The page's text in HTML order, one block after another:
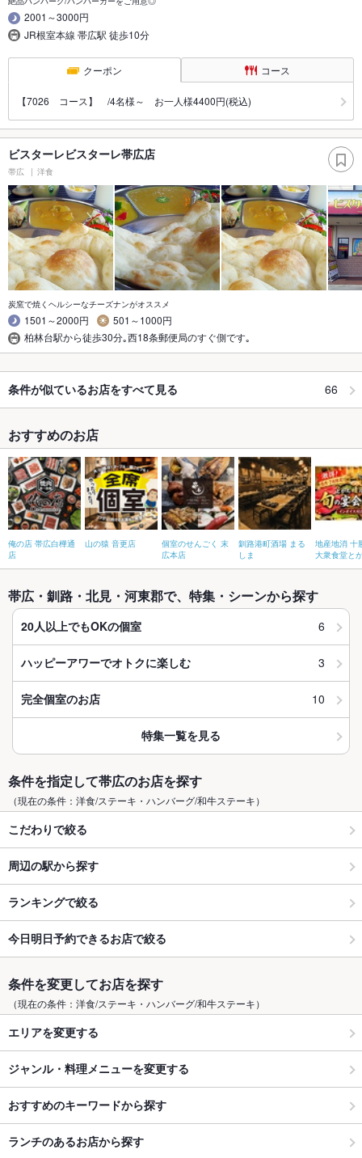
2001～3000円
JR根室本線 帯広駅 徒歩10分
クーポン コース
【7026 コース】 /4名様～ お一人様4400円(税込)
ビスターレビスターレ帯広店
帯広 洋食
炭窯で焼くヘルシーなチーズナンがオススメ
1501～2000円
501～1000円
柏林台駅から徒歩30分｡西18条郵便局のすぐ側です｡
条件が似ているお店をすべて見る 66
おすすめのお店
俺の店 帯広白樺通
店
山の猿 音更店
個室のせんごく 末
広本店
釧路港町酒場 まる
しま
地産地消 十
大衆食堂と
帯広・釧路・北見・河東郡で、特集・シーンから探す
20人以上でもOKの個室 6
ハッピーアワーでオトクに楽しむ 3
完全個室のお店 10
特集一覧を見る
条件を指定して帯広のお店を探す
（現在の条件：洋食/ステーキ・ハンバーグ/和牛ステーキ）
こだわりで絞る
周辺の駅から探す
ランキングで絞る
今日明日予約できるお店で絞る
条件を変更してお店を探す
（現在の条件：洋食/ステーキ・ハンバーグ/和牛ステーキ）
エリアを変更する
ジャンル・料理メニューを変更する
おすすめのキーワードから探す
ランチのあるお店から探す